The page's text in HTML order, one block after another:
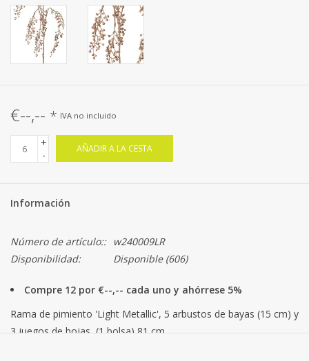
€--,-- * IVA no incluido
+
-
AÑADIR A LA CESTA
Información
Número de artículo::
w240009LR
Disponibilidad:
Disponible(606)
Compre 12 por €--,-- cada uno y ahórrese 5%
Rama de pimiento 'Light Metallic', 5 arbustos de bayas (15 cm) y
3 juegos de hojas, (1 bolsa) 81 cm